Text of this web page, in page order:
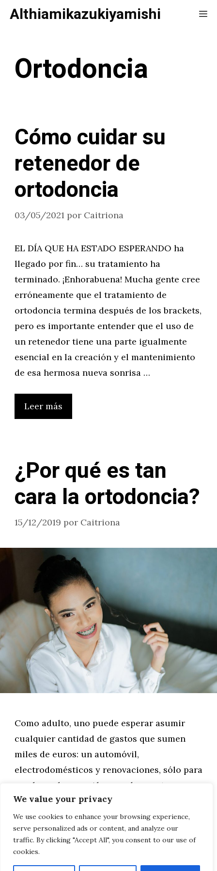
We value your privacy
We use cookies to enhance your browsing experience,
serve personalized ads or content, and analyze our
traffic. By clicking "Accept All", you consent to our use of
cookies.
Saltar
Althiamikazukiyamishi
Ortodoncia
Cómo cuidar su
retenedor de
ortodoncia
03/05/2021 por Caitriona
EL DÍA QUE HA ESTADO ESPERANDO ha
llegado por fin… su tratamiento ha
terminado. ¡Enhorabuena! Mucha gente cree
erróneamente que el tratamiento de
ortodoncia termina después de los brackets,
pero es importante entender que el uso de
un retenedor tiene una parte igualmente
esencial en la creación y el mantenimiento
de esa hermosa nueva sonrisa …
Leer más
¿Por qué es tan
cara la ortodoncia?
15/12/2019 por Caitriona
Como adulto, uno puede esperar asumir
cualquier cantidad de gastos que sumen
miles de euros: un automóvil,
electrodomésticos y renovaciones, sólo para
nombrar algunos. Algunos de nosotros
tenemos que añadir a la lista los
tratamientos de ortodoncia para nosotros
mismos o para nuestros hijos.